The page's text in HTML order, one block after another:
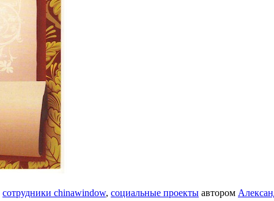
сотрудники chinawindow, социальные проекты автором